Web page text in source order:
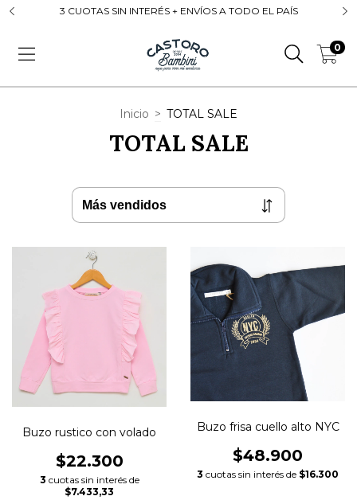
3 CUOTAS SIN INTERÉS + ENVÍOS A TODO EL PAÍS
0
Inicio > TOTAL SALE
TOTAL SALE
Buzo rustico con volado
$22.300
3 cuotas sin interés de
$7.433,33
Buzo frisa cuello alto NYC
$48.900
3 cuotas sin interés de $16.300